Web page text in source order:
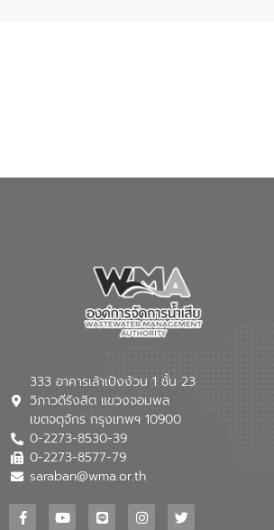
333 อาคารเล้าเป้งง้วน 1 ชั้น 23
วิภาวดีรังสิต แขวงจอมพล
เขตจตุจักร กรุงเทพฯ 10900
0-2273-8530-39
0-2273-8577-79
saraban@wma.or.th